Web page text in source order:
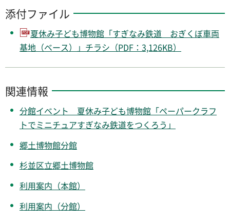
添付ファイル
夏休み子ども博物館「すぎなみ鉄道 おぎくぼ車両
基地（ベース）」チラシ（PDF：3,126KB）
関連情報
分館イベント 夏休み子ども博物館「ペーパークラフ
トでミニチュアすぎなみ鉄道をつくろう」
郷土博物館分館
杉並区立郷土博物館
利用案内（本館）
利用案内（分館）